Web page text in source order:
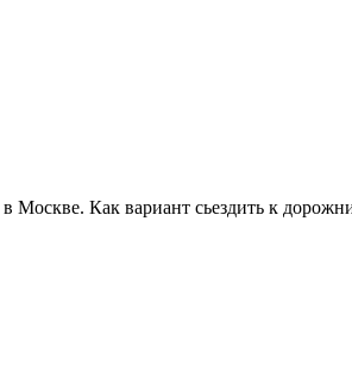
Москве. Как вариант сьездить к